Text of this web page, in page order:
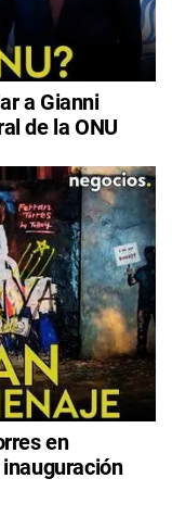
a Gianni
de la ONU
en